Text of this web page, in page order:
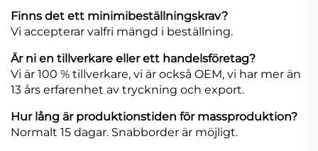
Finns det ett minimibeställningskrav?
Vi accepterar valfri mängd i beställning.
Är ni en tillverkare eller ett handelsföretag?
Vi är 100 % tillverkare, vi är också OEM, vi har mer än
13 års erfarenhet av tryckning och export.
Hur lång är produktionstiden för massproduktion?
Normalt 15 dagar. Snabborder är möjligt.